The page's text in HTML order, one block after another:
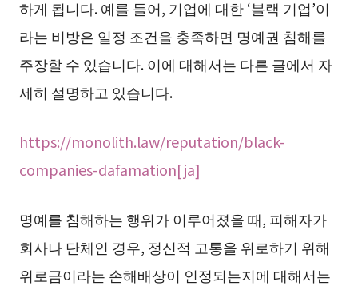
하게 됩니다. 예를 들어, 기업에 대한 ‘블랙 기업’이
라는 비방은 일정 조건을 충족하면 명예권 침해를
주장할 수 있습니다. 이에 대해서는 다른 글에서 자
세히 설명하고 있습니다.
https://monolith.law/reputation/black-
companies-dafamation[ja]
명예를 침해하는 행위가 이루어졌을 때, 피해자가
회사나 단체인 경우, 정신적 고통을 위로하기 위해
위로금이라는 손해배상이 인정되는지에 대해서는